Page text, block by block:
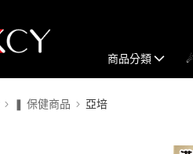
商品分類
❚ 保健商品 亞培